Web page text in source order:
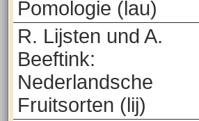
Pomologie (lau)
R. Lijsten und A.
Beeftink:
Nederlandsche
Fruitsorten (lij)